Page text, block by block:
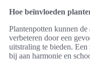
Hoe beïnvloeden
Plantenpotten kunnen
verbeteren door een
uitstraling te bieden.
bij aan harmonie en